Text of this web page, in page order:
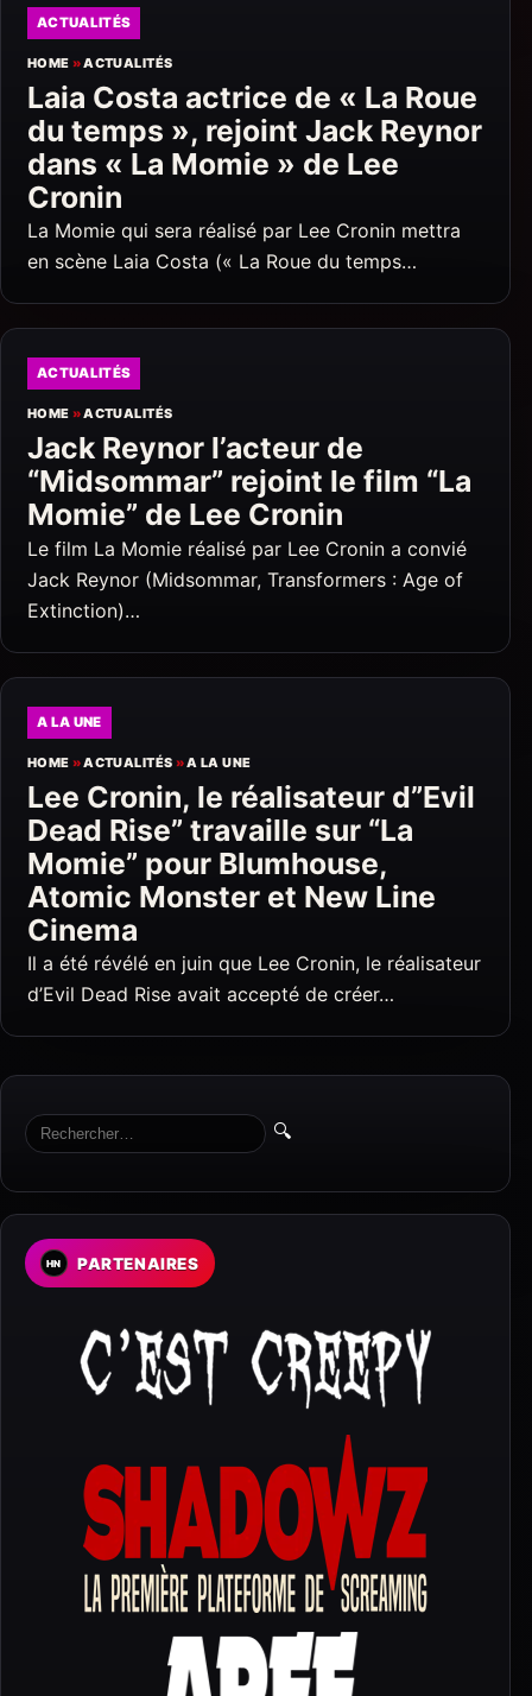
ACTUALITÉS
HOME »ACTUALITÉS
Laia Costa actrice de « La Roue
du temps », rejoint Jack Reynor
dans « La Momie » de Lee
Cronin
La Momie qui sera réalisé par Lee Cronin mettra
en scène Laia Costa (« La Roue du temps…
ACTUALITÉS
HOME »ACTUALITÉS
Jack Reynor l’acteur de
“Midsommar” rejoint le film “La
Momie” de Lee Cronin
Le film La Momie réalisé par Lee Cronin a convié
Jack Reynor (Midsommar, Transformers : Age of
Extinction)…
A LA UNE
HOME »ACTUALITÉS »A LA UNE
Lee Cronin, le réalisateur d”Evil
Dead Rise” travaille sur “La
Momie” pour Blumhouse,
Atomic Monster et New Line
Cinema
Il a été révélé en juin que Lee Cronin, le réalisateur
d’Evil Dead Rise avait accepté de créer…
🔍
PARTENAIRES